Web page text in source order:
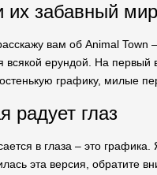
их забавный мир
вам об Animal
ерундой. На первый
графику, милые
радует глаз
в глаза – это
эта версия, обратите